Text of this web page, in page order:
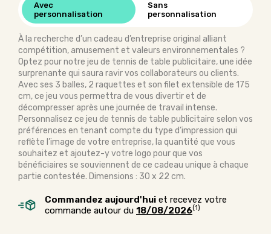
Avec
personnalisation
Sans
personnalisation
À la recherche d’un cadeau d’entreprise original alliant
compétition, amusement et valeurs environnementales ?
Optez pour notre jeu de tennis de table publicitaire, une idée
surprenante qui saura ravir vos collaborateurs ou clients.
Avec ses 3 balles, 2 raquettes et son filet extensible de 175
cm, ce jeu vous permettra de vous divertir et de
décompresser après une journée de travail intense.
Personnalisez ce jeu de tennis de table publicitaire selon vos
préférences en tenant compte du type d’impression qui
reflète l’image de votre entreprise, la quantité que vous
souhaitez et ajoutez-y votre logo pour que vos
bénéficiaires se souviennent de ce cadeau unique à chaque
partie contestée. Dimensions : 30 x 22 cm.
Commandez aujourd'hui et recevez votre
commande autour du 18/08/2026(1)